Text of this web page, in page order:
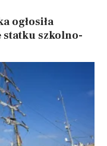
ogłosiła
statku szkolno-